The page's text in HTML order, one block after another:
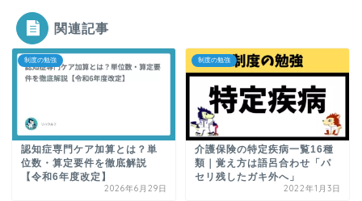
関連記事
制度の勉強
認知症専門ケア加算とは？単
位数・算定要件を徹底解説
【令和6年度改定】
2026年6月29日
制度の勉強
介護保険の特定疾病一覧16種
類｜覚え方は語呂合わせ「パ
セリ残したガキ外へ」
2022年1月3日